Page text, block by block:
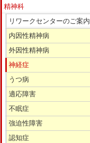
ド
メ
ニ
ュ
ー
へ
移
動
し
ま
す
精神科
リワークセンターのご案内
内因性精神病
外因性精神病
神経症
うつ病
適応障害
不眠症
強迫性障害
認知症